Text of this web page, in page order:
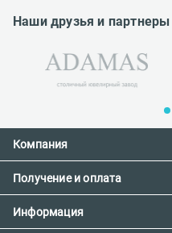
Наши друзья и партнеры
Компания
Контакты
О компании
Получение и оплата
Доставка и оплата
Информация